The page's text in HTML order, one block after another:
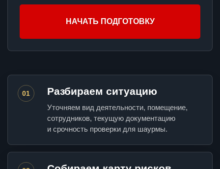
НАЧАТЬ ПОДГОТОВКУ
01 Разбираем ситуацию
Уточняем вид деятельности, помещение,
сотрудников, текущую документацию
и срочность проверки для шаурмы.